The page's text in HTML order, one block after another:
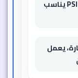
مدى ضغط من 101 إلى 150 PSI يناسب
يعمل